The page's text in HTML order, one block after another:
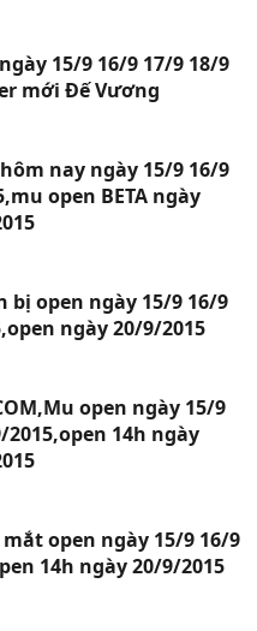
15/9 16/9 17/9 18/9
mới Đế Vương
nay ngày 15/9 16/9
open BETA ngày
bị open ngày 15/9 16/9
ngày 20/9/2015
open ngày 15/9
2015,open 14h ngày
open ngày 15/9 16/9
14h ngày 20/9/2015